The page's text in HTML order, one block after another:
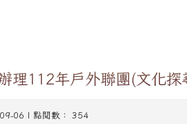
理112年戶外聯團(文化
06 | 點閱數： 354